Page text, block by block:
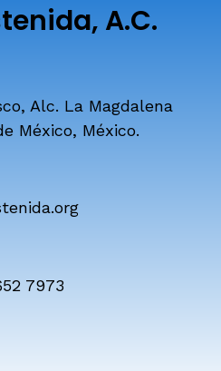
A.C.
Alc. La Magdalena
México, México.
7973